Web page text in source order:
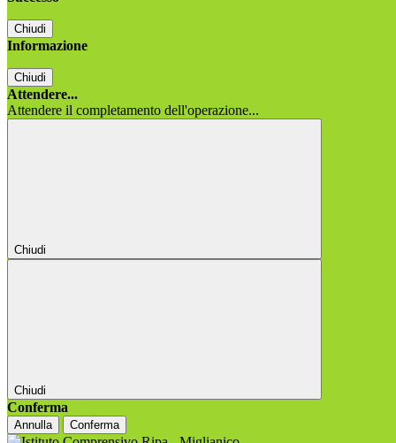
Chiudi
Informazione
Chiudi
Attendere...
Attendere il completamento dell'operazione...
Chiudi
Chiudi
Conferma
Annulla Conferma